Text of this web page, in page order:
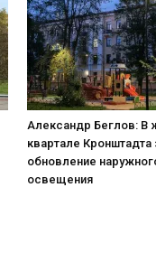
Александр Беглов: В
квартале
обновление
освещения